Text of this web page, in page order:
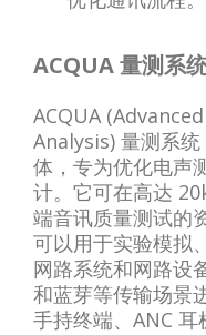
ACQUA 量测系
ACQUA
Analysis) 量测系
体，专为优化电声
计。它可在高达
端音讯质量测试的
可以用于实验模拟
网路系统和网路设
和蓝芽等传输场景
手持终端、ANC 耳